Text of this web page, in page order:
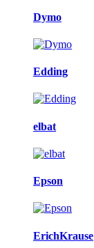
Dymo
Edding
elbat
Epson
ErichKrause